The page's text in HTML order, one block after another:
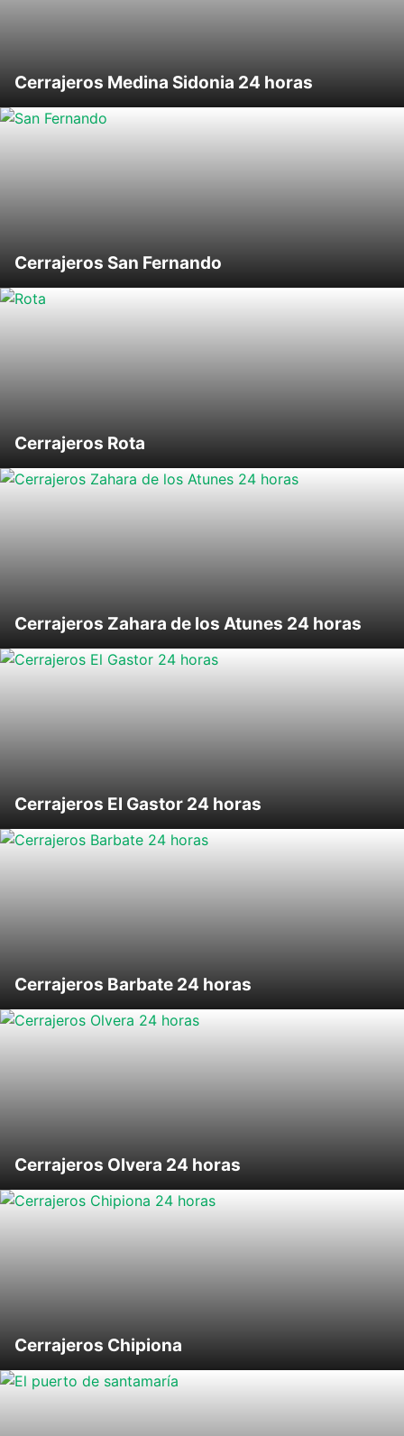
Cerrajeros Medina Sidonia 24 horas
Cerrajeros San Fernando
Cerrajeros Rota
Cerrajeros Zahara de los Atunes 24 horas
Cerrajeros El Gastor 24 horas
Cerrajeros Barbate 24 horas
Cerrajeros Olvera 24 horas
Cerrajeros Chipiona